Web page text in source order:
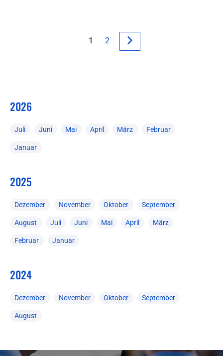
1 2
2026
Juli Juni Mai April März Februar
Januar
2025
Dezember November Oktober September
August Juli Juni Mai April März
Februar Januar
2024
Dezember November Oktober September
August